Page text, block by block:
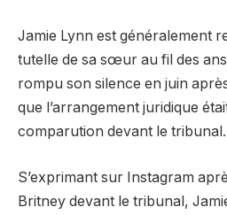
Jamie Lynn est généralement
tutelle de sa sœur au fil des
rompu son silence en juin
que l’arrangement juridique
comparution devant le tribunal.
S’exprimant sur Instagram
Britney devant le tribunal,